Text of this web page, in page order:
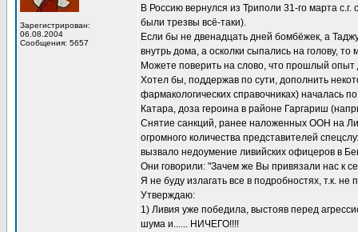
Зарегистрирован:
06.08.2004
Сообщения: 5657
В Россию вернулся из Триполи 31-го марта
были трезвы всё-таки).
Если бы не двенадцать дней бомбёжек, а
внутрь дома, а осколки сыпались на голову,
Можете поверить на слово, что прошлый опыт
Хотел бы, поддержав по сути, дополнить
фармакологических справочниках) началась
Катара, доза героина в районе Гаргариш
Снятие санкций, ранее наложенных ООН на
огромного количества представителей
вызвало недоумение ливийских офицеров в
Они говорили: "Зачем же Вы привязали нас к
Я не буду излагать все в подробностях, т.к.
Утверждаю:
1) Ливия уже победила, выстояв перед
шума и...... НИЧЕГО!!!!